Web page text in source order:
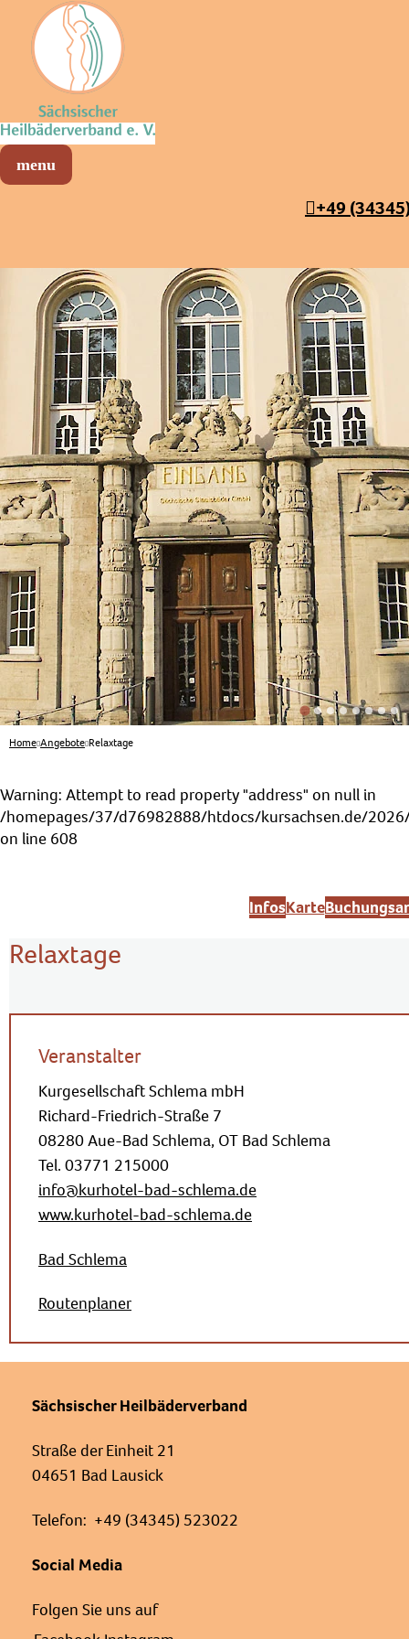
Sächsischer Heilbäderverband
+49
Home Angebote Relaxtage
Warning: Attempt to read property "address" on null in
/homepages/37/d76982888/htdocs/kursachsen.de/
on line 608
InfosKarte
Relaxtage
Veranstalter
Kurgesellschaft Schlema mbH
Richard-Friedrich-Straße 7
08280 Aue-Bad Schlema, OT Bad Schlema
Tel. 03771 215000
info@kurhotel-bad-schlema.de
www.kurhotel-bad-schlema.de
Bad Schlema
Routenplaner
Sächsischer Heilbäderverband
Straße der Einheit 21
04651 Bad Lausick
Telefon: +49 (34345) 523022
Social Media
Folgen Sie uns auf